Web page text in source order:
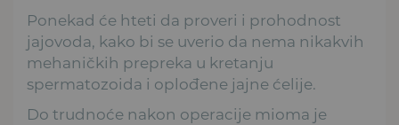
Ponekad će hteti da proveri i prohodnost
jajovoda, kako bi se uverio da nema nikakvih
mehaničkih prepreka u kretanju
spermatozoida i oplođene jajne ćelije.
Do trudnoće nakon operacije mioma je